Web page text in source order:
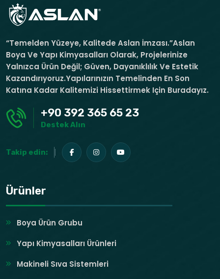
“Temelden Yüzeye, Kalitede Aslan İmzası.”Aslan
Boya Ve Yapı Kimyasalları Olarak, Projelerinize
Yalnızca Ürün Değil; Güven, Dayanıklılık Ve Estetik
Kazandırıyoruz.Yapılarınızın Temelinden En Son
Katına Kadar Kalitemizi Hissettirmek Için Buradayız.
+90 392 365 65 23
Destek Alın
Takip edin:
Ürünler
Boya Ürün Grubu
Yapı Kimyasalları Ürünleri
Makineli Sıva Sistemleri